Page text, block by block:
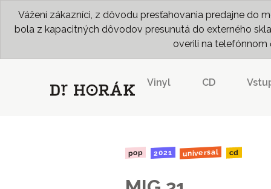
Vážení zákazníci, z dôvodu presťahovania predajne do
bola z kapacitných dôvodov presunutá do externého
overili na telefónnom
Vinyl CD
pop 2021 universal cd